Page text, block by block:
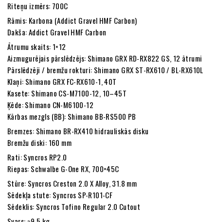
Riteņu izmērs: 700C
Rāmis: Karbona (Addict Gravel HMF Carbon)
Dakša: Addict Gravel HMF Carbon
Ātrumu skaits: 1×12
Aizmugurējais pārslēdzējs: Shimano GRX RD-RX822 GS, 12 ātrumi
Pārslēdzēji / bremžu rokturi: Shimano GRX ST-RX610 / BL-RX610L
Klaņi: Shimano GRX FC-RX610-1, 40T
Kasete: Shimano CS-M7100-12, 10–45T
Ķēde: Shimano CN-M6100-12
Kārbas mezgls (BB): Shimano BB-RS500 PB
Bremzes: Shimano BR-RX410 hidrauliskās disku
Bremžu diski: 160 mm
Rati: Syncros RP2.0
Riepas: Schwalbe G-One RX, 700×45C
Stūre: Syncros Creston 2.0 X Alloy, 31.8 mm
Sēdekļa stute: Syncros SP-R101-CF
Sēdeklis: Syncros Tofino Regular 2.0 Cutout